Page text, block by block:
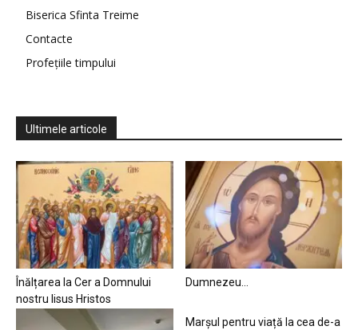
Biserica Sfinta Treime
Contacte
Profețiile timpului
Ultimele articole
Înălțarea la Cer a Domnului
nostru Iisus Hristos
Dumnezeu…
Marșul pentru viață la cea de-a